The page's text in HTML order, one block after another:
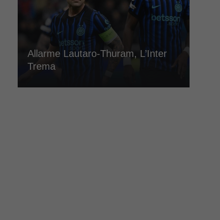
Allarme Lautaro-Thuram, L’Inter
Trema